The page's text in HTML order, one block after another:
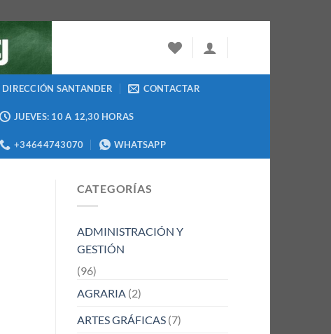
DIRECCIÓN SANTANDER CONTACTAR
JUEVES: 10 A 12,30 HORAS
+34644743070 WHATSAPP
CATEGORÍAS
ADMINISTRACIÓN Y
GESTIÓN
(96)
AGRARIA (2)
ARTES GRÁFICAS(7)